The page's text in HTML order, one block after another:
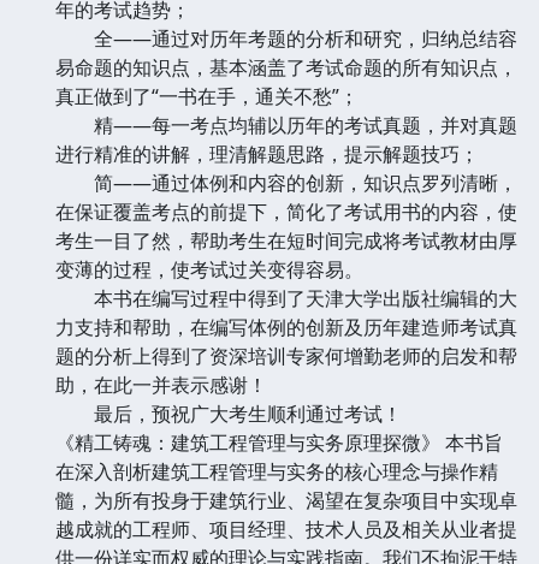
年的考试趋势；
全——通过对历年考题的分析和研究，归纳总结容
易命题的知识点，基本涵盖了考试命题的所有知识点，
真正做到了“一书在手，通关不愁”；
精——每一考点均辅以历年的考试真题，并对真题
进行精准的讲解，理清解题思路，提示解题技巧；
简——通过体例和内容的创新，知识点罗列清晰，
在保证覆盖考点的前提下，简化了考试用书的内容，使
考生一目了然，帮助考生在短时间完成将考试教材由厚
变薄的过程，使考试过关变得容易。
本书在编写过程中得到了天津大学出版社编辑的大
力支持和帮助，在编写体例的创新及历年建造师考试真
题的分析上得到了资深培训专家何增勤老师的启发和帮
助，在此一并表示感谢！
最后，预祝广大考生顺利通过考试！
《精工铸魂：建筑工程管理与实务原理探微》 本书旨
在深入剖析建筑工程管理与实务的核心理念与操作精
髓，为所有投身于建筑行业、渴望在复杂项目中实现卓
越成就的工程师、项目经理、技术人员及相关从业者提
供一份详实而权威的理论与实践指南。我们不拘泥于特